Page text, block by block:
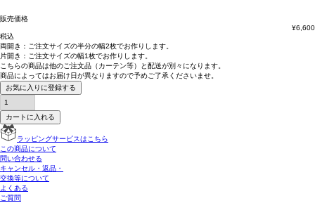
販売価格
¥6,600
税込
両開き： ご注文サイズの半分の幅2枚でお作りします。
片開き： ご注文サイズの幅1枚でお作りします。
こちらの商品は他のご注文品（カーテン等）と配送が別々 になります。
商品によってはお届け日が異なりますので予めご了承くださいませ。
お気に入りに登録する
カートに入れる
ラッピングサービスはこちら
この商品について
問い合わせる
キャンセル・返品・
交換等について
よくある
ご質問